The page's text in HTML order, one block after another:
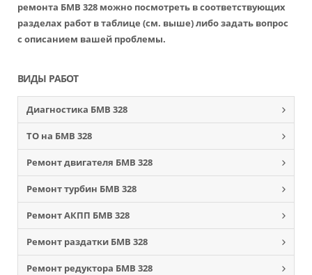
ремонта БМВ 328 можно посмотреть в соответствующих
разделах работ в таблице (см. выше) либо задать вопрос
с описанием вашей проблемы.
ВИДЫ РАБОТ
Диагностика БМВ 328
ТО на БМВ 328
Ремонт двигателя БМВ 328
Ремонт турбин БМВ 328
Ремонт АКПП БМВ 328
Ремонт раздатки БМВ 328
Ремонт редуктора БМВ 328